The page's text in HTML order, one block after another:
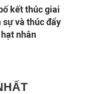
kết thúc giai
sự và thúc đẩy
nhân